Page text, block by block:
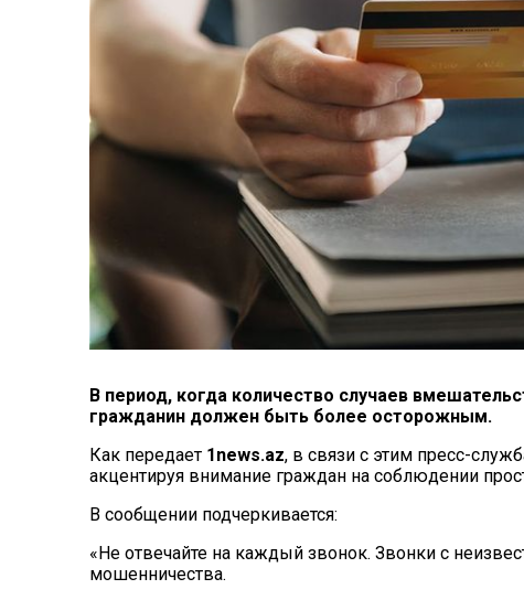
В период, когда количество случаев
гражданин должен быть более осторожным.
Как передает 1news.az, в связи с этим пресс-
акцентируя внимание граждан на соблюдении
В сообщении подчеркивается:
«Не отвечайте на каждый звонок. Звонки с
мошенничества.